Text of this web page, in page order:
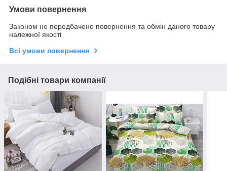
Умови повернення
Законом не передбачено повернення та обмін даного товару
належної якості
Всі умови повернення
Подібні товари компанії